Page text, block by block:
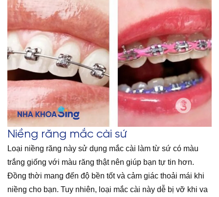
Niềng răng mắc cài sứ
Loại niềng răng này sử dụng mắc cài làm từ sứ có màu
trắng giống với màu răng thật nên giúp bạn tự tin hơn.
Đồng thời mang đến độ bền tốt và cảm giác thoải mái khi
niềng cho bạn. Tuy nhiên, loại mắc cài này dễ bị vỡ khi va